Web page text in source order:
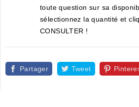
toute question sur sa
sélectionnez la quantité et
CONSULTER !
Partager Tweet